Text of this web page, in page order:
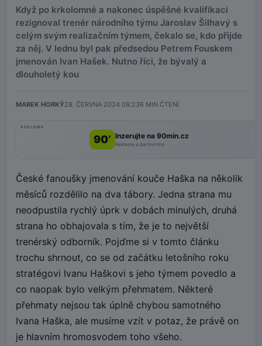
Když po krkolomné a nakonec úspěšné kvalifikaci
rezignoval trenér národního týmu Jaroslav Šilhavý s
celým svým realizačním týmem, čekalo se, kdo přijde
za něj. V lednu byl pak předsedou Petrem Fouskem
jmenován Ivan Hašek. Nutno říci, že bývalý a
dlouholetý kou
MAREK HORKÝ28. ČERVNA 2024 08:236 MIN ČTENÍ
REKLAMA
90’ Inzerujte na 90min.cz
Reklama a partnerství
České fanoušky jmenování kouče Haška na několik
měsíců rozdělilo na dva tábory. Jedna strana mu
neodpustila rychlý úprk v dobách minulých, druhá
strana ho obhajovala s tím, že je to největší
trenérský odborník. Pojďme si v tomto článku
trochu shrnout, co se od začátku letošního roku
stratégovi Ivanu Haškovi s jeho týmem povedlo a
co naopak bylo velkým přehmatem. Některé
přehmaty nejsou tak úplně chybou samotného
Ivana Haška, ale musíme vzít v potaz, že právě on
je hlavním hromosvodem toho všeho.